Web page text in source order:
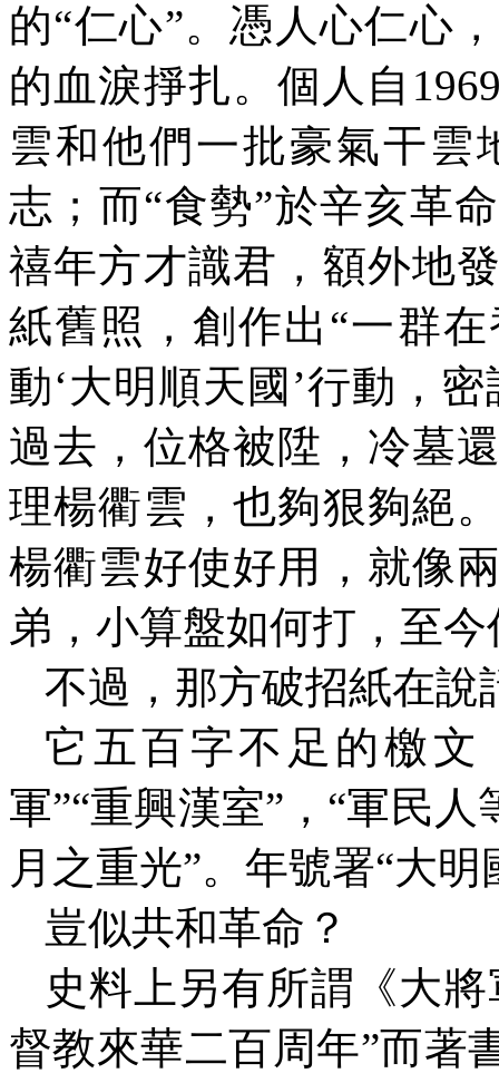
的“仁心”。憑人心仁心
的血淚掙扎。個人自
雲和他們一批豪氣干雲
志；而“食勢”於辛亥革
禧年方才識君，額外地
紙舊照，創作出“一群
動‘大明順天國’行動，
過去，位格被陞，冷墓
理楊衢雲，也夠狠夠絕
楊衢雲好使好用，就像
弟，小算盤如何打，至
不過，那方破招紙在說
它五百字不足的檄文
軍”“重興漢室”，“軍民
月之重光”。年號署“大明
豈似共和革命？
史料上另有所謂《大
督教來華二百周年”而著